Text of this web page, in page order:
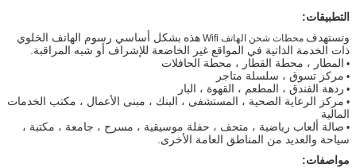
التطبيقات:
وتستهدف محطات شحن الهاتف Wifi هذه بشكل أساسي رسوم الهاتف الخلوي
ذات الخدمة الذاتية في المواقع غير الخاضعة للإشراف أو شبه المراقبة.
• المطار ، محطة القطار ، محطة الحافلات
• مركز تسوق ، سلسلة متاجر
• ردهة الفندق ، المطعم ، القهوة ، البار
• مركز الرعاية الصحية ، المستشفى ، البنك ، مبنى الأعمال ، مكتب الخدمات
المالية
• صالة ألعاب رياضية ، متحف ، حفلة موسيقية ، مسرح ، جامعة ، مكتبة ،
سياحة والعديد من المناطق العامة الأخرى.
مواصفات: